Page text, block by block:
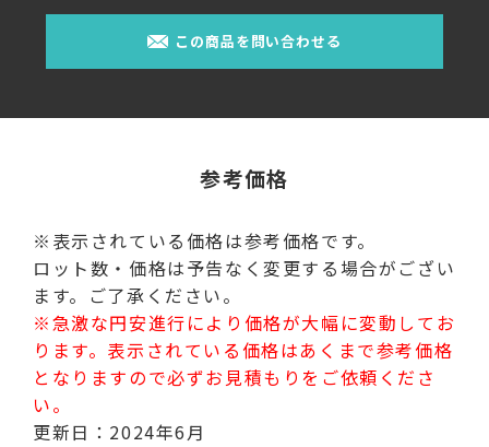
この商品を問い合わせる
参考価格
※表示されている価格は参考価格です。
ロット数・価格は予告なく変更する場合がござい
ます。ご了承ください。
※急激な円安進行により価格が大幅に変動してお
ります。表示されている価格はあくまで参考価格
となりますので必ずお見積もりをご依頼くださ
い。
更新日：2024年6月